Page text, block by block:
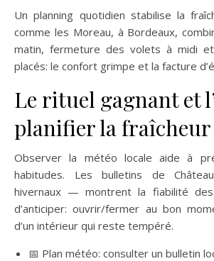
Un planning quotidien stabilise la
comme les Moreau, à Bordeaux,
matin, fermeture des volets à midi
placés: le confort grimpe et la facture
Le rituel gagnant et
planifier la fraîcheur
Observer la météo locale aide à
habitudes. Les bulletins de
hivernaux — montrent la fiabilité
d’anticiper: ouvrir/fermer au bon
d’un intérieur qui reste tempéré.
📅 Plan météo: consulter un bulletin